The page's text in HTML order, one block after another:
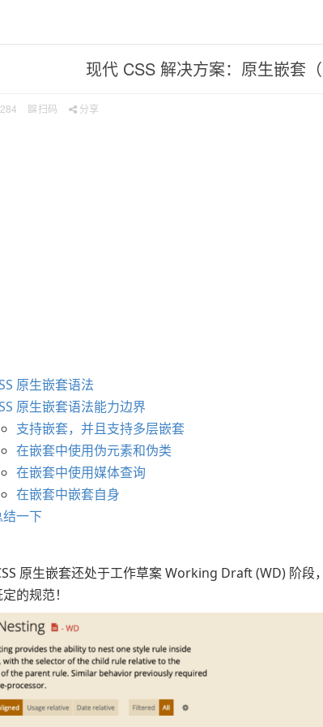
现代 CSS 解决方案：原生嵌套（
扫码 分享
原生嵌套语法
原生嵌套语法能力边界
支持嵌套，并且支持多层嵌套
在嵌套中使用伪元素和伪类
在嵌套中使用媒体查询
在嵌套中嵌套自身
结一下
原生嵌套还处于工作草案 Working Draft (WD) 阶
的规范！